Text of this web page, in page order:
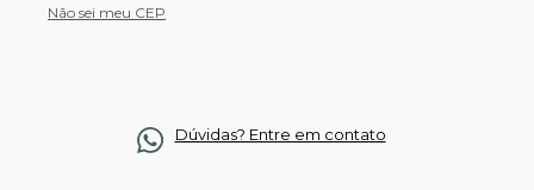
Não sei meu CEP
Dúvidas? Entre em contato